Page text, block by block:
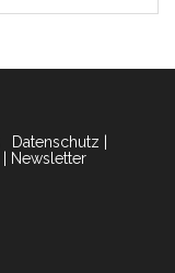
Datenschutz
Newsletter